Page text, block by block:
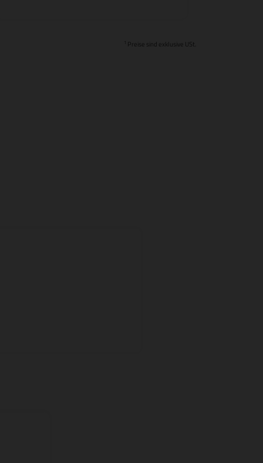
1 Preise sind exklusive USt.